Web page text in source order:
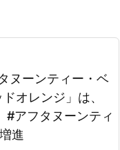
ヌーンティー・ベ
オレンジ」は、
#アフタヌーンティ
進